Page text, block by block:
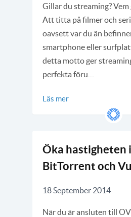
Gillar du streaming?
Att titta på filmer och
oavsett var du än
smartphone eller
detta motto ger
perfekta föru…
Läs mer
Öka hastigheten
BitTorrent och
18 September 2014
När du är ansluten till